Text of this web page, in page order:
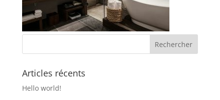
Articles récents
Hello world!